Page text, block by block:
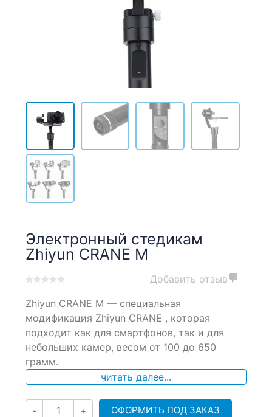
Электронный стедикам
Zhiyun CRANE M
out
based
on
customer
ratings
Добавить отзыв
Zhiyun CRANE M — специальная
модификация Zhiyun CRANE , которая
подходит как для смартфонов, так и для
небольших камер, весом от 100 до 650
грамм.
читать далее...
- Количество
+ ОФОРМИТЬ ПОД ЗАКАЗ